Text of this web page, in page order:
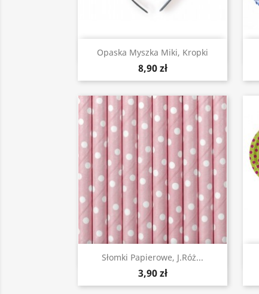
Opaska Myszka Miki, Kropki
8,90 zł
Szybki podgląd
Słomki Papierowe, J.róż...
3,90 zł
Szybki podgląd